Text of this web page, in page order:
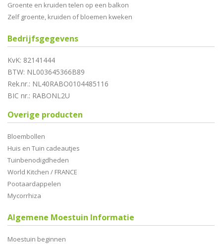
Groente en kruiden telen op een balkon
Zelf groente, kruiden of bloemen kweken
Bedrijfsgegevens
KvK: 82141444
BTW: NL003645366B89
Rek.nr.: NL40RABO0104485116
BIC nr.: RABONL2U
Overige producten
Bloembollen
Huis en Tuin cadeautjes
Tuinbenodigdheden
World Kitchen / FRANCE
Pootaardappelen
Mycorrhiza
Algemene Moestuin Informatie
Moestuin beginnen